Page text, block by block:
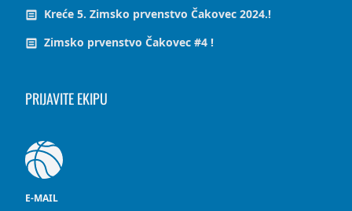
Kreće 5. Zimsko prvenstvo Čakovec 2024.!
Zimsko prvenstvo Čakovec #4 !
PRIJAVITE EKIPU
E-MAIL